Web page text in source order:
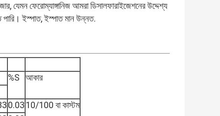
যেমন ফেরোম্যাঙ্গানিজ আমরা ডিসালফারাইজেশনের উদ্দেশ্য
পারি। ইস্পাত, ইস্পাত মান উন্নত.
%S আকার
0.0310/100 বা কাস্টম